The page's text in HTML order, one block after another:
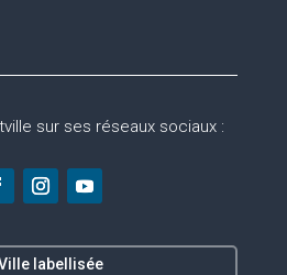
sur ses réseaux sociaux :
labellisée